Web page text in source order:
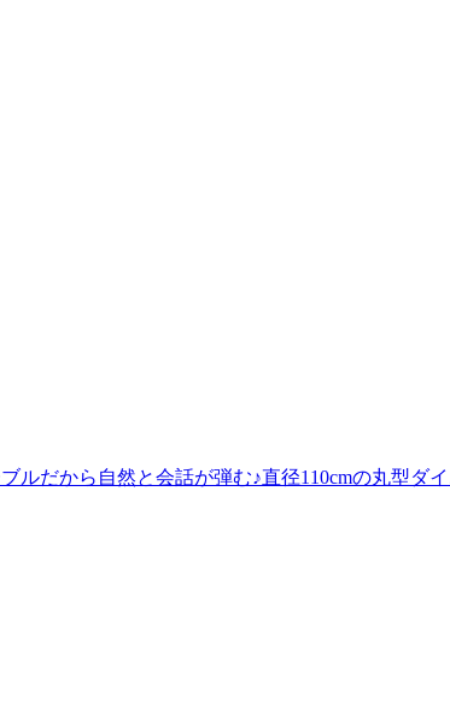
ルだから自然と会話が弾む♪直径110cmの丸型ダ